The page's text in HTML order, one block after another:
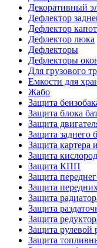
Декоративный
Дефлектор
Дефлектор
Дефлектор люка
Дефлекторы
Дефлекторы
Для грузового
Емкости для
Жабо
Защита
Защита блока
Защита
Защита заднего
Защита картера
Защита
Защита КПП
Защита
Защита
Защита
Защита
Защита
Защита рулевой
Защита